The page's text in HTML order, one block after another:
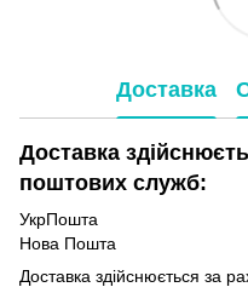
Доставка
Доставка
поштових служб:
УкрПошта
Нова Пошта
Доставка здійснюється за